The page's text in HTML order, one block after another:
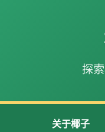
探
关于椰子